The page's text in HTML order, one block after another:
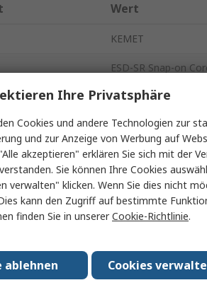
Wert
KEMET
ESD-SR Snap-on
Ferrit rastend
Ferrit Ringkern
Ferrit
öffnen Nein
Ja
Ihre Privatsphäre
Cookies und andere Technologien zur
und zur Anzeige von Werbung auf
akzeptieren" erklären Sie sich mit der
Sie können Ihre Cookies
verwalten" klicken. Wenn Sie dies nicht
kann den Zugriff auf bestimmte
finden Sie in unsererCookie-Richtlinie.
Cookies
ablehnen